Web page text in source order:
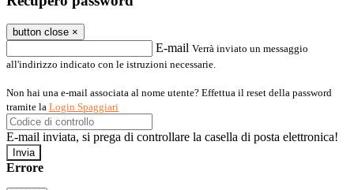
button close ×
E-mail Verrà inviato un messaggio
all'indirizzo indicato con le istruzioni necessarie.
Non hai una e-mail associata al nome utente? Effettua il reset della password
tramite la Login Spaggiari
E-mail inviata, si prega di controllare la casella di posta elettronica!
Errore